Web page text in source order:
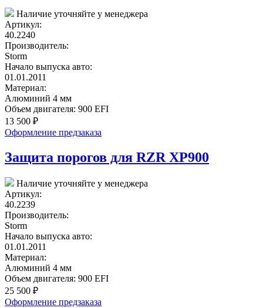
Наличие уточняйте у менеджера
Артикул:
40.2240
Производитель:
Storm
Начало выпуска авто:
01.01.2011
Материал:
Алюминий 4 мм
Объем двигателя: 900 EFI
13 500 ₽
Оформление предзаказа
Защита порогов для RZR XP900
Наличие уточняйте у менеджера
Артикул:
40.2239
Производитель:
Storm
Начало выпуска авто:
01.01.2011
Материал:
Алюминий 4 мм
Объем двигателя: 900 EFI
25 500 ₽
Оформление предзаказа